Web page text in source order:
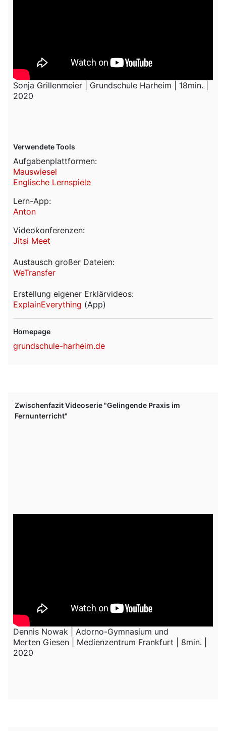
Sonja Grillenmeier | Grundschule Harheim | 18min. |
2020
Verwendete Tools
Aufgabenplattformen:
Mauswiesel
Englische Lernspiele
Lern-App:
Anton
Videokonferenzen:
Jitsi Meet
Austausch großer Dateien:
WeTransfer
Erstellung eigener Erklärvideos:
ExplainEverything (App)
Homepage
grundschule-harheim.de
Zwischenfazit Videoserie "Gelingende Praxis im
Fernunterricht"
Dennis Nowak | Adorno-Gymnasium und
Merten Giesen | Medienzentrum Frankfurt | 8min. |
2020